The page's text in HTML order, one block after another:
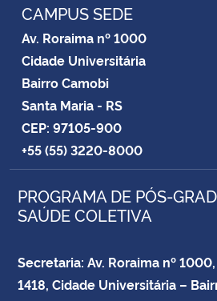
CAMPUS SEDE
Av. Roraima nº 1000
Cidade Universitária
Bairro Camobi
Santa Maria - RS
CEP: 97105-900
+55 (55) 3220-8000
PROGRAMA DE PÓS-
SAÚDE COLETIVA
Secretaria: Av. Roraima nº
1418, Cidade Universitária –